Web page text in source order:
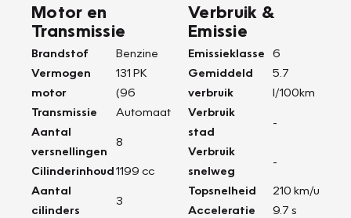
Motor en
Transmissie
Brandstof
Benzine
Vermogen
motor
131 PK
(96
Transmissie
Automaat
Aantal
versnellingen
8
Cilinderinhoud1199 cc
Aantal
cilinders
3
Verbruik &
Emissie
Emissieklasse
6
Gemiddeld
verbruik
5.7
l/100km
Verbruik
stad
-
Verbruik
snelweg
-
Topsnelheid
210 km/u
Acceleratie
9.7 s